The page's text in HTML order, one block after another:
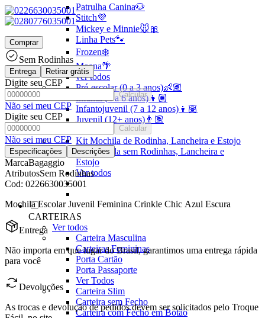
Patrulha Canina🐶
Stitch💜
Mickey e Minnie🐭🎀
Linha Pets🐾
Frozen❄️
Moana🌴
ver todos
Pré-escolar (0 a 3 anos)👶🏽
Infantil (4 a 6 anos)👦🏽
Infantojuvenil (7 a 12 anos)👦🏽
Juvenil (12+ anos)👨🏽
Kit Mochila de Rodinha, Lancheira e Estojo
Kit Mochila sem Rodinhas, Lancheira e
Estojo
Ver todos
CARTEIRAS
Ver todos
Carteira Masculina
Carteiras Femininas
Porta Cartão
Porta Passaporte
Ver Todos
Carteira Slim
Carteira sem Fecho
Carteira com Fecho em Botão
Comprar
Sem Rodinhas
Entrega Retirar grátis
Digite seu CEP
Calcular
Não sei meu CEP
Digite seu CEP
Calcular
Não sei meu CEP
Especificações Descrições
MarcaBagaggio
AtributosSem Rodinhas
Cod: 0226630035001
Mochila Escolar Juvenil Feminina Crinkle Chic Azul Escura
Entrega
Não importa em que lugar do Brasil, garantimos uma entrega rápida
para você
Devoluções
As trocas e devolução de pedidos devem ser solicitados pelo Troque